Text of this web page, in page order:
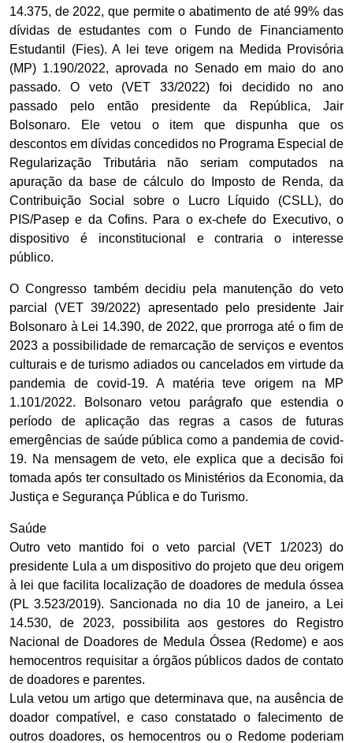
14.375, de 2022, que permite o abatimento de até 99% das
dívidas de estudantes com o Fundo de Financiamento
Estudantil (Fies). A lei teve origem na Medida Provisória
(MP) 1.190/2022, aprovada no Senado em maio do ano
passado. O veto (VET 33/2022) foi decidido no ano
passado pelo então presidente da República, Jair
Bolsonaro. Ele vetou o item que dispunha que os
descontos em dívidas concedidos no Programa Especial de
Regularização Tributária não seriam computados na
apuração da base de cálculo do Imposto de Renda, da
Contribuição Social sobre o Lucro Líquido (CSLL), do
PIS/Pasep e da Cofins. Para o ex-chefe do Executivo, o
dispositivo é inconstitucional e contraria o interesse
público.
O Congresso também decidiu pela manutenção do veto
parcial (VET 39/2022) apresentado pelo presidente Jair
Bolsonaro à Lei 14.390, de 2022, que prorroga até o fim de
2023 a possibilidade de remarcação de serviços e eventos
culturais e de turismo adiados ou cancelados em virtude da
pandemia de covid-19. A matéria teve origem na MP
1.101/2022. Bolsonaro vetou parágrafo que estendia o
período de aplicação das regras a casos de futuras
emergências de saúde pública como a pandemia de covid-
19. Na mensagem de veto, ele explica que a decisão foi
tomada após ter consultado os Ministérios da Economia, da
Justiça e Segurança Pública e do Turismo.
Saúde
Outro veto mantido foi o veto parcial (VET 1/2023) do
presidente Lula a um dispositivo do projeto que deu origem
à lei que facilita localização de doadores de medula óssea
(PL 3.523/2019). Sancionada no dia 10 de janeiro, a Lei
14.530, de 2023, possibilita aos gestores do Registro
Nacional de Doadores de Medula Óssea (Redome) e aos
hemocentros requisitar a órgãos públicos dados de contato
de doadores e parentes.
Lula vetou um artigo que determinava que, na ausência de
doador compatível, e caso constatado o falecimento de
outros doadores, os hemocentros ou o Redome poderiam